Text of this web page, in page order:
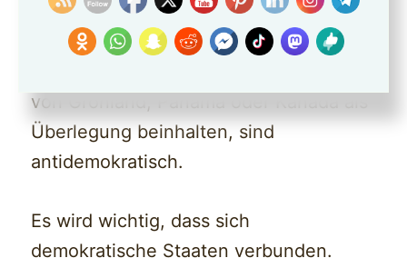
demokratischen Grundsätzen.
von Grönland, Panama oder Kanada als
Überlegung beinhalten, sind
antidemokratisch.
Es wird wichtig, dass sich
demokratische Staaten verbunden.